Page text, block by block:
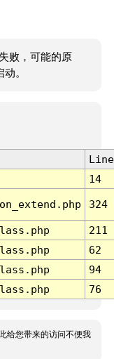
败，可能的原
。
Line
14
324
211
62
94
76
给您带来的访问不便我